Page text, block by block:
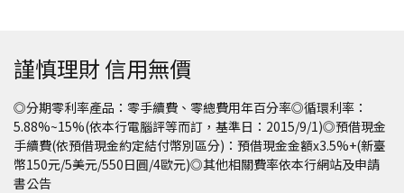
謹慎理財 信用無價
◎分期零利率產品：零手續費、零總費用年百分率◎循環利率：
5.88%~15%(依本行電腦評等而訂，基準日：2015/9/1)◎預借現金
手續費(依預借現金約定結付幣別區分)：預借現金金額x3.5%+(新臺
幣150元/5美元/550日圓/4歐元)◎其他相關費率依本行網站及申請
書公告